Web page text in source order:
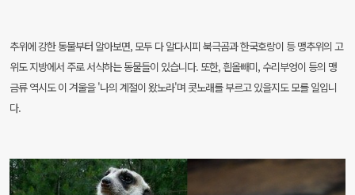
추위에 강한 동물부터 알아보면, 모두 다 알다시피 북극곰과 한국호랑이 등 맹추위의 고
위도 지방에서 주로 서식하는 동물들이 있습니다. 또한, 흰올빼미, 수리부엉이 등의 맹
금류 역시도 이 겨울을 '나의 계절이 왔노라'며 콧노래를 부르고 있을지도 모를 일입니
다.